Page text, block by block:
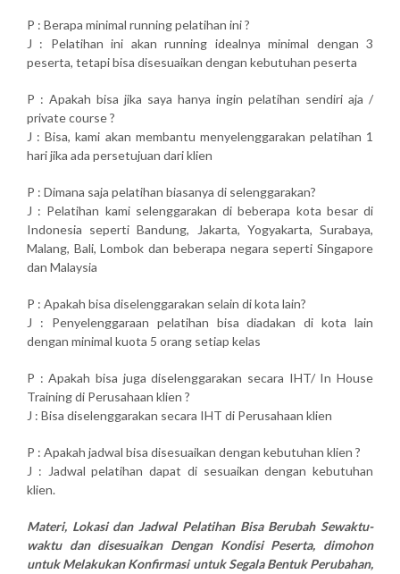
P : Berapa minimal running pelatihan ini ?
J : Pelatihan ini akan running idealnya minimal dengan 3
peserta, tetapi bisa disesuaikan dengan kebutuhan peserta
P : Apakah bisa jika saya hanya ingin pelatihan sendiri aja /
private course ?
J : Bisa, kami akan membantu menyelenggarakan pelatihan 1
hari jika ada persetujuan dari klien
P : Dimana saja pelatihan biasanya di selenggarakan?
J : Pelatihan kami selenggarakan di beberapa kota besar di
Indonesia seperti Bandung, Jakarta, Yogyakarta, Surabaya,
Malang, Bali, Lombok dan beberapa negara seperti Singapore
dan Malaysia
P : Apakah bisa diselenggarakan selain di kota lain?
J : Penyelenggaraan pelatihan bisa diadakan di kota lain
dengan minimal kuota 5 orang setiap kelas
P : Apakah bisa juga diselenggarakan secara IHT/ In House
Training di Perusahaan klien ?
J : Bisa diselenggarakan secara IHT di Perusahaan klien
P : Apakah jadwal bisa disesuaikan dengan kebutuhan klien ?
J : Jadwal pelatihan dapat di sesuaikan dengan kebutuhan
klien.
Materi, Lokasi dan Jadwal Pelatihan Bisa Berubah Sewaktu-
waktu dan disesuaikan Dengan Kondisi Peserta, dimohon
untuk Melakukan Konfirmasi untuk Segala Bentuk Perubahan,